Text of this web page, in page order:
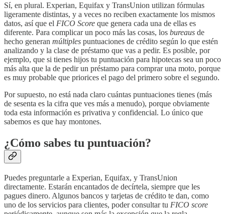
Sí, en plural. Experian, Equifax y TransUnion utilizan fórmulas
ligeramente distintas, y a veces no reciben exactamente los mismos
datos, así que el FICO Score que genera cada una de ellas es
diferente. Para complicar un poco más las cosas, los bureaus de
hecho generan múltiples puntuaciones de crédito según lo que estén
analizando y la clase de préstamo que vas a pedir. Es posible, por
ejemplo, que si tienes hijos tu puntuación para hipotecas sea un poco
más alta que la de pedir un préstamo para comprar una moto, porque
es muy probable que priorices el pago del primero sobre el segundo.
Por supuesto, no está nada claro cuántas puntuaciones tienes (más
de sesenta es la cifra que ves más a menudo), porque obviamente
toda esta información es privativa y confidencial. Lo único que
sabemos es que hay montones.
¿Cómo sabes tu puntuación?
Puedes preguntarle a Experian, Equifax, y TransUnion
directamente. Estarán encantados de decírtela, siempre que les
pagues dinero. Algunos bancos y tarjetas de crédito te dan, como
uno de los servicios para clientes, poder consultar tu FICO score